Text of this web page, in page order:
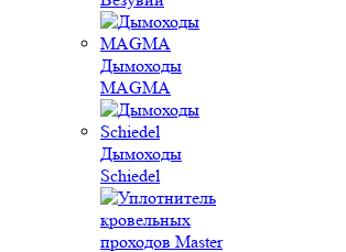
Дымоходы
MAGMA
Дымоходы
Schiedel